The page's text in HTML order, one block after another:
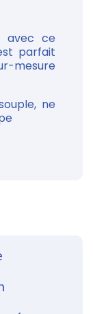
avec ce
parfait
ne